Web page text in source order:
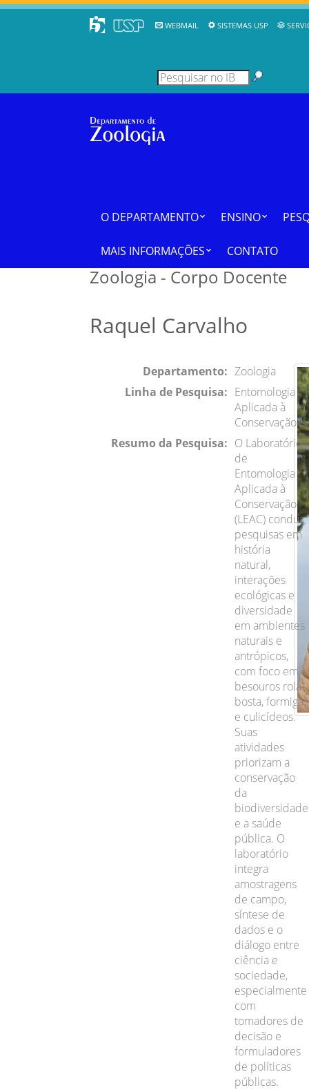
WEBMAIL SISTEMAS USP
O DEPARTAMENTO ENSINO
MAIS INFORMAÇÕES CONTATO
Zoologia - Corpo Docente
Raquel Carvalho
Departamento: Zoologia
Linha de Pesquisa: Entomologia
Aplicada à
Conservação
Resumo da Pesquisa: O Laboratório
de
Entomologia
Aplicada à
Conservação
(LEAC) conduz
pesquisas em
história
natural,
interações
ecológicas e
diversidade
em ambientes
naturais e
antrópicos,
com foco em
besouros rola-
bosta, formigas
e culicídeos.
Suas
atividades
priorizam a
conservação
da
biodiversidade
e a saúde
pública. O
laboratório
integra
amostragens
de campo,
síntese de
dados e o
diálogo entre
ciência e
sociedade,
especialmente
com
tomadores de
decisão e
formuladores
de políticas
públicas.